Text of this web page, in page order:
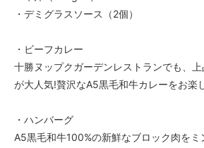
・デミグラスソース（2個）
・ビーフカレー
十勝ヌップクガーデンレストランでも、
が大人気!贅沢なA5黒毛和牛カレーをお楽
・ハンバーグ
A5黒毛和牛100%の新鮮なブロック肉をミ